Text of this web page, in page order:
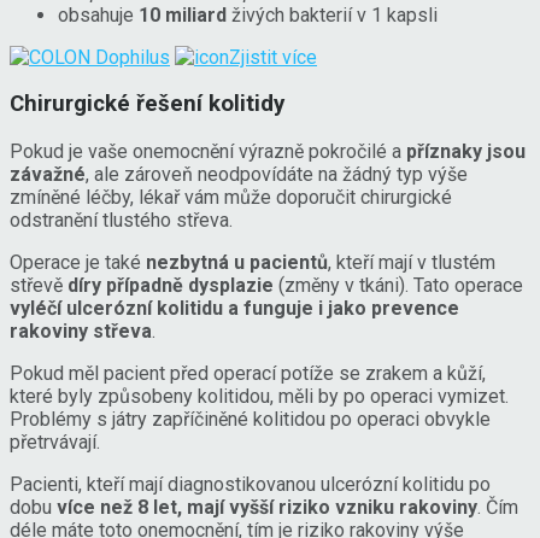
obsahuje 10 miliard živých bakterií v 1 kapsli
Zjistit více
Chirurgické řešení kolitidy
Pokud je vaše onemocnění výrazně pokročilé a příznaky jsou
závažné, ale zároveň neodpovídáte na žádný typ výše
zmíněné léčby, lékař vám může doporučit chirurgické
odstranění tlustého střeva.
Operace je také nezbytná u pacientů, kteří mají v tlustém
střevě díry případně dysplazie (změny v tkáni). Tato operace
vyléčí ulcerózní kolitidu a funguje i jako prevence
rakoviny střeva.
Pokud měl pacient před operací potíže se zrakem a kůží,
které byly způsobeny kolitidou, měli by po operaci vymizet.
Problémy s játry zapříčiněné kolitidou po operaci obvykle
přetrvávají.
Pacienti, kteří mají diagnostikovanou ulcerózní kolitidu po
dobu více než 8 let, mají vyšší riziko vzniku rakoviny. Čím
déle máte toto onemocnění, tím je riziko rakoviny výše